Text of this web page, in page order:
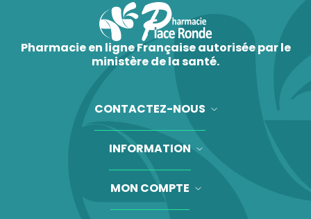
Pharmacie en ligne Française autorisée par le
ministère de la santé.
CONTACTEZ-NOUS
INFORMATION
MON COMPTE